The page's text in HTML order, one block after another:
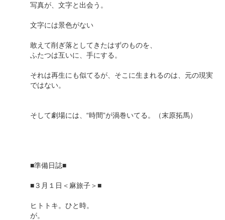
写真が、文字と出会う。
文字には景色がない
敢えて削ぎ落としてきたはずのものを、
ふたつは互いに、手にする。
それは再生にも似てるが、そこに生まれるのは、元の現実
ではない。
そして劇場には、“時間”が渦巻いてる。（末原拓馬）
■準備日誌■
■３月１日＜麻旅子＞■
ヒトトキ。ひと時。
が。